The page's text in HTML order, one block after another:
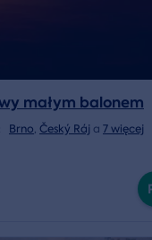
małym balonem
Brno, Český Ráj a 7 więcej